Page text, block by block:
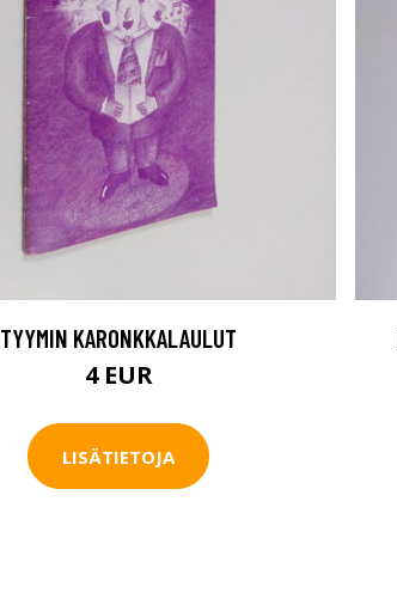
TYYMIN KARONKKALAULUT
4 EUR
LISÄTIETOJA